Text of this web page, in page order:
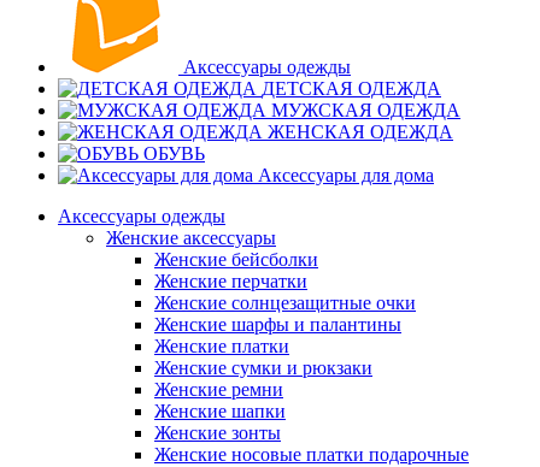
Аксессуары одежды
ДЕТСКАЯ ОДЕЖДА
МУЖСКАЯ ОДЕЖДА
ЖЕНСКАЯ ОДЕЖДА
ОБУВЬ
Аксессуары для дома
Аксессуары одежды
Женские аксессуары
Женские бейсболки
Женские перчатки
Женские солнцезащитные очки
Женские шарфы и палантины
Женские платки
Женские сумки и рюкзаки
Женские ремни
Женские шапки
Женские зонты
Женские носовые платки подарочные